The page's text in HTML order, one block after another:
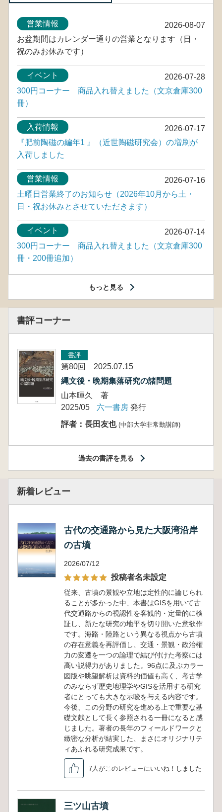
2026-08-07
営業情報
お盆期間はカレンダー通りの営業となります（日・
祝のみお休みです）
2026-07-28
イベント
300円コーナー 商品入れ替えました（文京倉庫300
冊）
2026-07-17
入荷情報
『肥前陶磁の編年1 』（近世陶磁研究会）の増刷が
入荷しました
2026-07-16
営業情報
土曜日営業終了のお知らせ（2026年10月から土・
日・祝お休みとさせていただきます）
2026-07-14
イベント
300円コーナー 商品入れ替えました（文京倉庫300
冊・200冊追加）
もっと見る
書評コーナー
書評
第80回 2025.07.15
縄文後・晩期集落研究の諸問題
山本暉久 著
2025/05
六一書房 発行
評者：長田友也 (中部大学非常勤講師)
過去の書評を見る
新着レビュー
古代の交通路から見た大阪湾沿岸
の古墳
2026/07/12
投稿者名未設定
従来、古墳の景観や立地は定性的に論じられ
ることが多かった中、本書はGISを用いて古
代交通路からの視認性を客観的・定量的に検
証し、新たな研究の地平を切り開いた意欲作
です。海路・陸路という異なる視点から古墳
の存在意義を再評価し、交通・景観・政治権
力の変遷を一つの論理で結び付けた考察には
高い説得力がありました。96点に及ぶカラー
図版や眺望解析は資料的価値も高く、考古学
のみならず歴史地理学やGISを活用する研究
者にとっても大きな示唆を与える内容です。
今後、この分野の研究を進める上で重要な基
礎文献として長く参照される一冊になると感
じました。著者の長年のフィールドワークと
緻密な分析が結実した、まさにオリジナリテ
ィあふれる研究成果です。
7人がこのレビューにいいね！しました
三ツ山古墳